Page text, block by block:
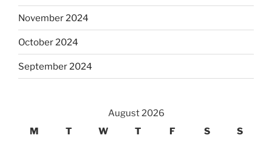
November 2024
October 2024
September 2024
August 2026
M
T W T F S S